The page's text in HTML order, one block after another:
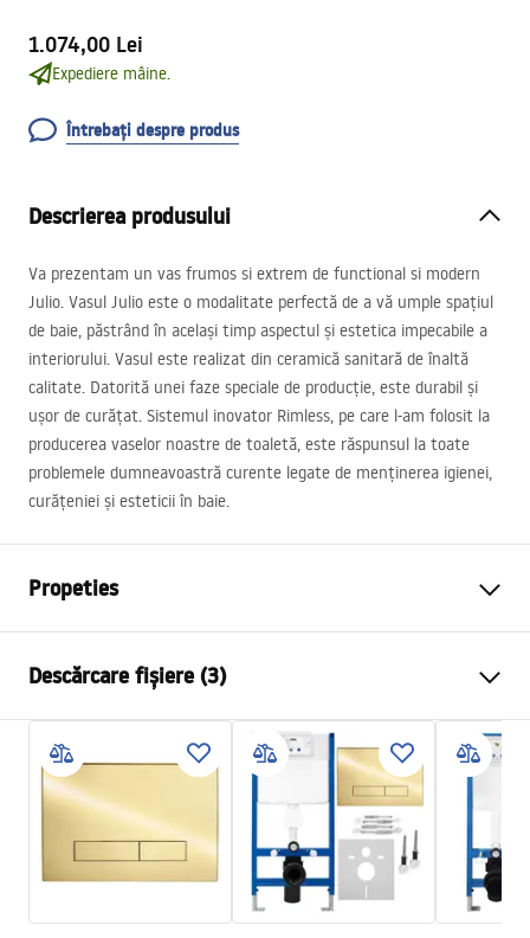
1.074,00 Lei
Expediere mâine.
Întrebați despre produs
Descrierea produsului
Va prezentam un vas frumos si extrem de functional si modern
Julio. Vasul Julio este o modalitate perfectă de a vă umple spațiul
de baie, păstrând în același timp aspectul și estetica impecabile a
interiorului. Vasul este realizat din ceramică sanitară de înaltă
calitate. Datorită unei faze speciale de producție, este durabil și
ușor de curățat. Sistemul inovator Rimless, pe care l-am folosit la
producerea vaselor noastre de toaletă, este răspunsul la toate
problemele dumneavoastră curente legate de menținerea igienei,
curățeniei și esteticii în baie.
Propeties
Sistem de spălare
Culoare
Alb
Finisaj
Lucios
Material
Ceramică sanitară
Lungime
490
Latime
360mm
mm
Descărcare fișiere (3)
ATEST-higieniczny.pdf
Installation instructions
instrukcja-montażu-misy-wc-video.mp4